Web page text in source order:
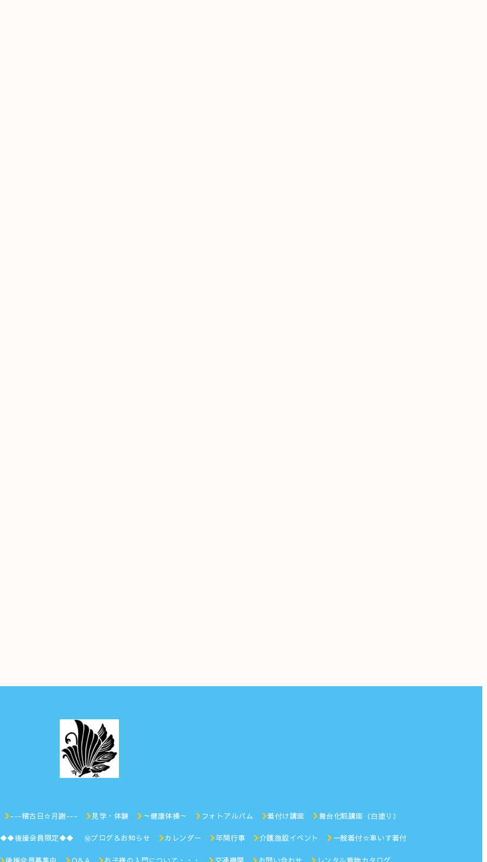
---稽古日☆月謝--- 見学・体験 ～健康体操～ フォトアルバム 着付け講座 舞台化粧講座（白塗り）
◆◆後援会員限定◆◆ ㊙︎ブログ＆お知らせ カレンダー 年間行事 介護施設イベント 一般着付☆車いす着付